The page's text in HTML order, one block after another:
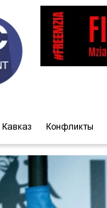
Кавказ Конфликты